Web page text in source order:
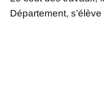
Département,